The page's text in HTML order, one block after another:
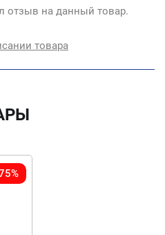
отзыв на данный товар.
товара